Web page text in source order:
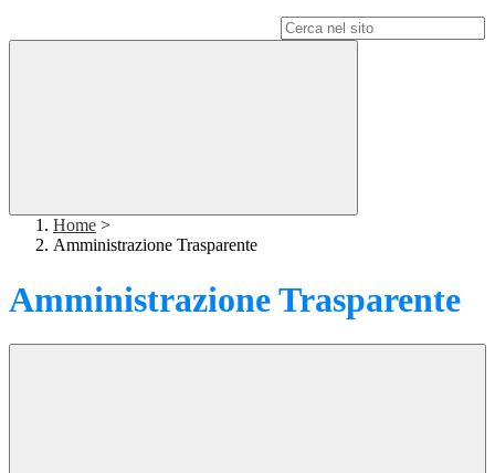
Home >
Amministrazione Trasparente
Amministrazione Trasparente